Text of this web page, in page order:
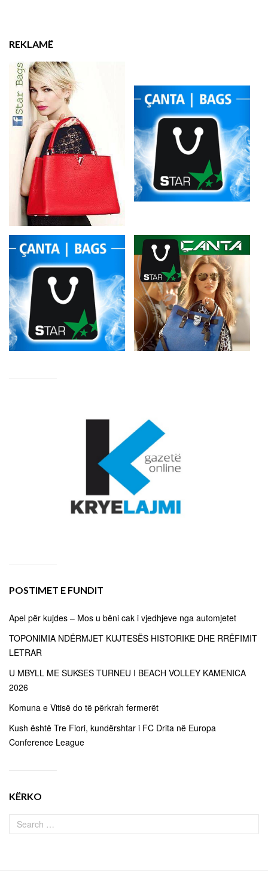
REKLAMË
POSTIMET E FUNDIT
Apel për kujdes – Mos u bëni cak i vjedhjeve nga automjetet
TOPONIMIA NDËRMJET KUJTESËS HISTORIKE DHE RRËFIMIT
LETRAR
U MBYLL ME SUKSES TURNEU I BEACH VOLLEY KAMENICA
2026
Komuna e Vitisë do të përkrah fermerët
Kush është Tre Fiori, kundërshtar i FC Drita në Europa
Conference League
KËRKO